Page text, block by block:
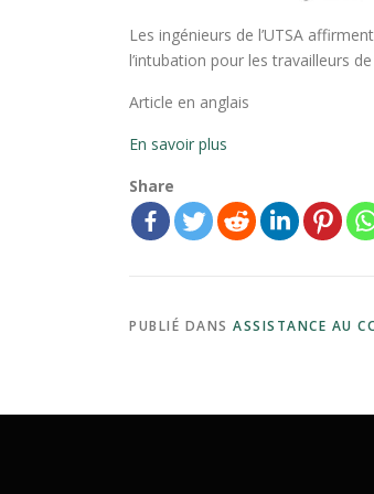
Les ingénieurs de l’UTSA
l’intubation pour les travailleurs
Article en anglais
En savoir plus
Share
PUBLIÉ DANS ASSISTANCE AU